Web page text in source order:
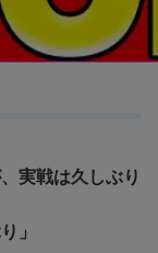
実戦は久しぶり
」